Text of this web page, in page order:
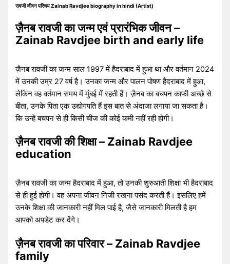
रावजी जीवन परिचय Zainab Ravdjee biography in hindi (Artist)
ज़ैनब रावजी का जन्म एवं प्रारंभिक जीवन –
Zainab Ravdjee birth and early life
ज़ैनब रावजी का जन्म साल 1997 में हैदराबाद में हुआ था और वर्तमान 2024
में उनकी उम्र 27 वर्ष है। उनका जन्म और पालन पोषण हैदराबाद में हुआ,
लेकिन वह वर्तमान समय में मुंबई में रहती हैं। ज़ैनब का बचपन काफी अच्छे से
बीता, उनके पिता एक उद्योगपति हैं इस बात से अंदाजा लगाया जा सकता है।
कि उन्हें बचपन से ही किसी चीज की कोई कमी नहीं रही होगी।
ज़ैनब रावजी की शिक्षा – Zainab Ravdjee
education
ज़ैनब रावजी का जन्म हैदराबाद में हुआ, तो उनकी शुरुआती शिक्षा भी हैदराबाद
से ही हुई होगी। वह अपना जीवन निजी रखना पसंद करती हैं। इसलिए हमें
उनके शिक्षा की जानकारी नहीं मिल पाई है, जैसे जानकारी मिलती है हम
आपको अपडेट कर देंगे।
ज़ैनब रावजी का परिवार – Zainab Ravdjee
family